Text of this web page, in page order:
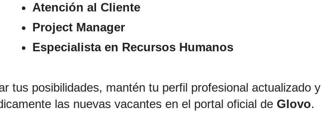
Atención al Cliente
Project Manager
Especialista en Recursos Humanos
tus posibilidades, mantén tu perfil profesional actualizado y
las nuevas vacantes en el portal oficial de Glovo.